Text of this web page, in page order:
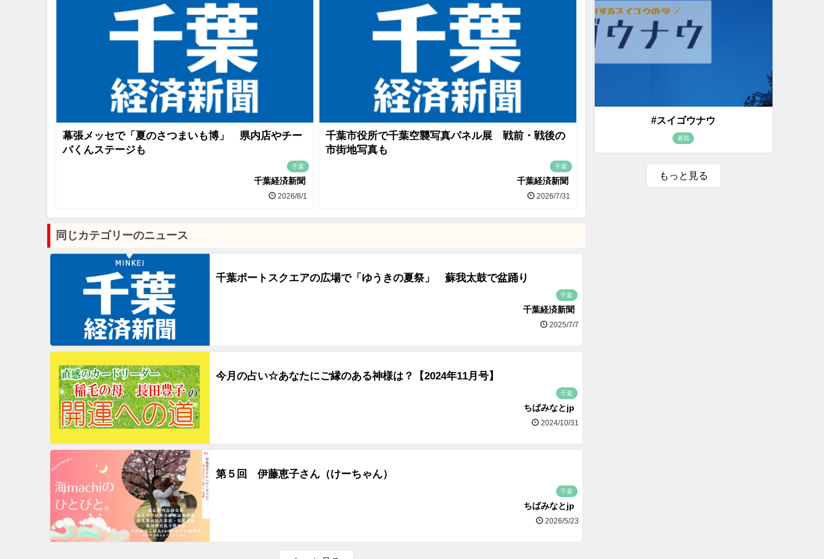
幕張メッセで「夏のさつまいも博」 県内店やチー
バくんステージも
千葉
千葉経済新聞
2026/8/1
千葉市役所で千葉空襲写真パネル展 戦前・戦後の
市街地写真も
千葉
千葉経済新聞
2026/7/31
同じカテゴリーのニュース
千葉ポートスクエアの広場で「ゆうきの夏祭」 蘇我太鼓で盆踊り
千葉
千葉経済新聞
2025/7/7
今月の占い☆あなたにご縁のある神様は？【2024年11月号】
千葉
ちばみなとjp
2024/10/31
第５回 伊藤恵子さん（けーちゃん）
千葉
ちばみなとjp
2026/5/23
#スイゴウナウ
香取
もっと見る